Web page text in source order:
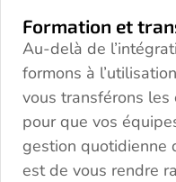
Formation et
Au-delà de
formons à
vous transférons les
pour que vos
gestion quotidienne
est de vous rendre